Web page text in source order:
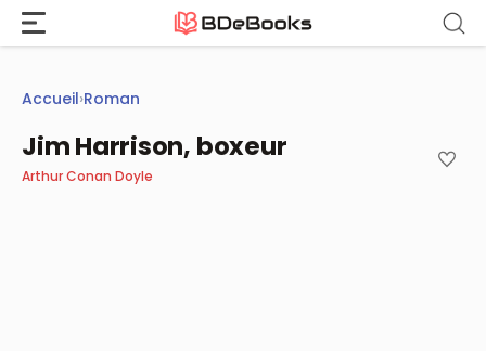
Aller
contenu
Accueil›Roman
Jim Harrison, boxeur
Arthur Conan Doyle